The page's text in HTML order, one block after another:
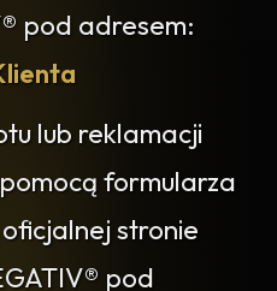
pod adresem:
lub reklamacji
formularza
stronie
pod